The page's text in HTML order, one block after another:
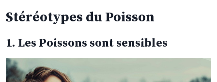
Stéréotypes du Poisson
1. Les Poissons sont sensibles